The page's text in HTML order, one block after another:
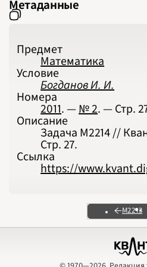
Метаданные
Предмет
Математика
Условие
Богданов И. И.
Номера
2011. —№ 2. — Стр.
Описание
Задача М2214 //
Стр. 27.
Ссылка
https://
М2213